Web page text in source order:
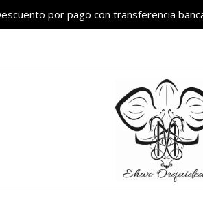
por pago con transferencia